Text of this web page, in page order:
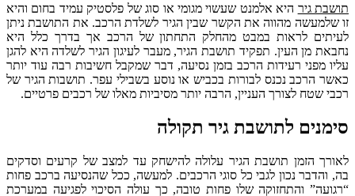
תושבת גיר היא אלמנט שעשוי מגומי או סוג של פלסטיק עמיד בחום והיא
זו שלמעשה מהווה את הקשר שבין הגיר לשלדת הרכב. את התושבת ניתן
לעיתים לראות במבט מהחלק התחתון של הרכב אך בדרך כלל היא
נחבאת מן העין. תפקיד תושבת הגיר, מעבר לעיגון הגיר לשלדה היא להגן
עליו מפני רעידות הרכב בזמן נסיעה, דבר שמקבל חשיבות רבה עוד יותר
כאשר הרכב נכנס לבורות בכביש או נוסע בשבילי עפר. תושבות הגיר של
רכבי שטח לצורך העניין, הרבה יותר מסיביות מאלו של רכבים פרטיים.
סימנים לתושבת גיר תקולה
לאורך הזמן תושבת הגיר עלולה להישחק עד למצב של קרעים וסדקים
בה, והדבר נכון לגבי כל סוגי הרכבים. למעשה, ככל שהנסיעה ברכב פחות
“רגועה” והתחזוקה שלו פחות טובה, כך עולה הסיכוי לפגיעה במערכת